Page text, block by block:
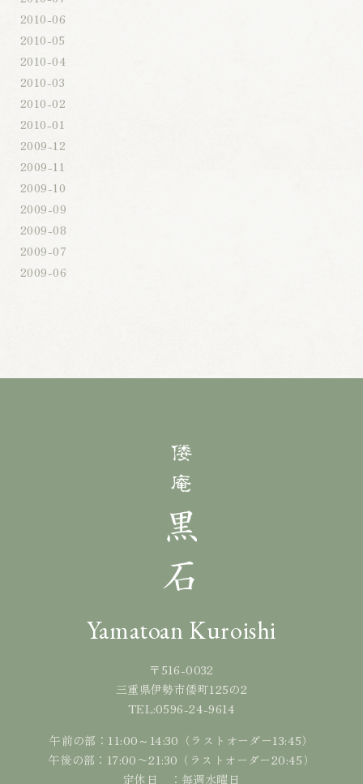
2010-06
2010-05
2010-04
2010-03
2010-02
2010-01
2009-12
2009-11
2009-10
2009-09
2009-08
2009-07
2009-06
Yamatoan Kuroishi
〒516-0032
三重県伊勢市倭町125の2
TEL:0596-24-9614
午前の部：11:00～14:30（ラストオーダー13:45）
午後の部：17:00〜21:30（ラストオーダー20:45）
定休日 ：毎週水曜日